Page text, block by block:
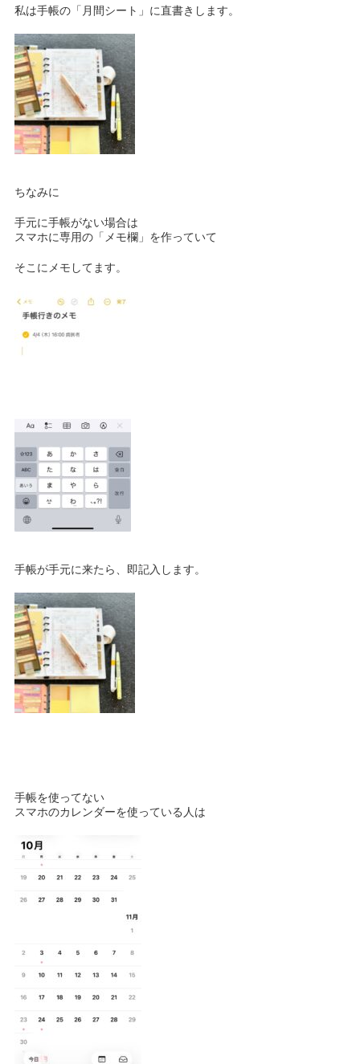
私は手帳の「月間シート」に直書きします。
ちなみに
手元に手帳がない場合は
スマホに専用の「メモ欄」を作っていて
そこにメモしてます。
手帳が手元に来たら、即記入します。
手帳を使ってない
スマホのカレンダーを使っている人は